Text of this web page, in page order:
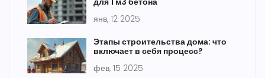
янв, 12 2025
Этапы строительства дома: что
включает в себя процесс?
фев, 15 2025